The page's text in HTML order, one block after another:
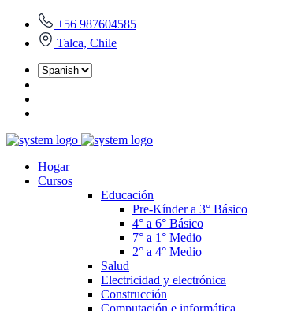
+56 987604585
Talca, Chile
Hogar
Cursos
Educación
Pre-Kínder a 3° Básico
4° a 6° Básico
7° a 1° Medio
2° a 4° Medio
Salud
Electricidad y electrónica
Construcción
Computación e informática